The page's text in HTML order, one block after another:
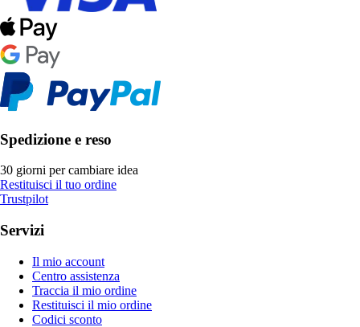
Spedizione e reso
30 giorni per cambiare idea
Restituisci il tuo ordine
Trustpilot
Servizi
Il mio account
Centro assistenza
Traccia il mio ordine
Restituisci il mio ordine
Codici sconto